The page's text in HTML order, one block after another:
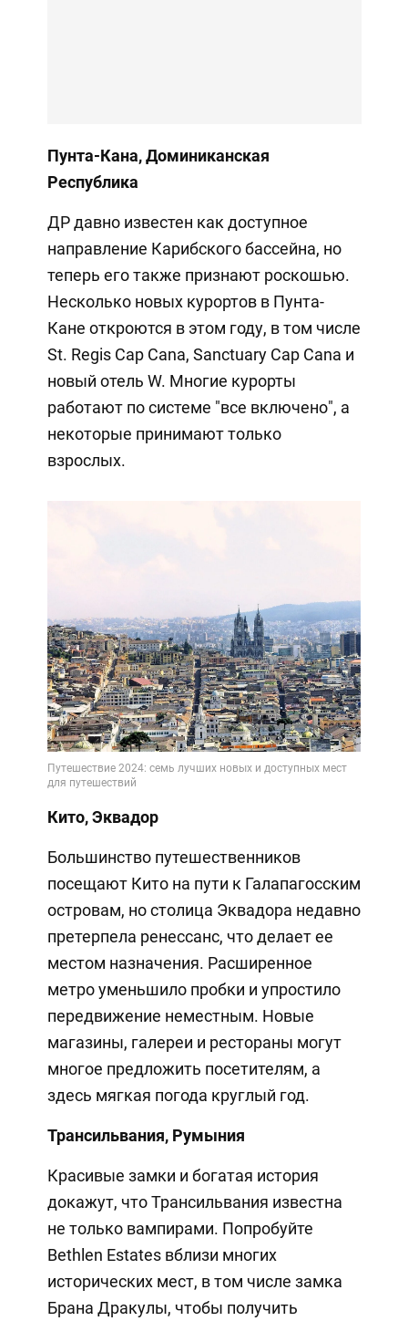
Пунта-Кана, Доминиканская
Республика
ДР давно известен как доступное
направление Карибского бассейна, но
теперь его также признают роскошью.
Несколько новых курортов в Пунта-
Кане откроются в этом году, в том числе
St. Regis Cap Cana, Sanctuary Cap Cana и
новый отель W. Многие курорты
работают по системе "все включено", а
некоторые принимают только
взрослых.
Кито, Эквадор
Большинство путешественников
посещают Кито на пути к Галапагосским
островам, но столица Эквадора недавно
претерпела ренессанс, что делает ее
местом назначения. Расширенное
метро уменьшило пробки и упростило
передвижение неместным. Новые
магазины, галереи и рестораны могут
многое предложить посетителям, а
здесь мягкая погода круглый год.
Трансильвания, Румыния
Красивые замки и богатая история
докажут, что Трансильвания известна
не только вампирами. Попробуйте
Bethlen Estates вблизи многих
исторических мест, в том числе замка
Брана Дракулы, чтобы получить